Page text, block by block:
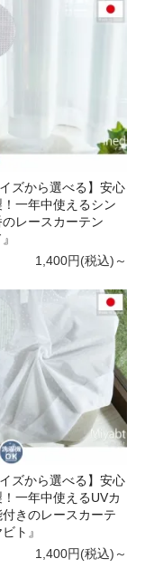
イズから選べる】安心
一年中使えるシン
レースカーテン
1,400円(税込)～
イズから選べる】安心
一年中使えるUVカ
付きのレースカーテ
ト』
1,400円(税込)～